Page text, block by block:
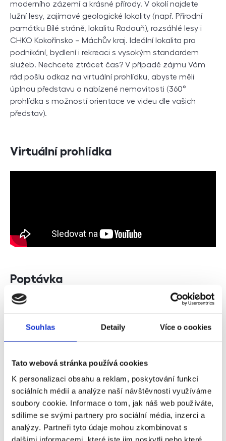
Souhlas Detaily Více o cookies
Tato webová stránka používá cookies
K personalizaci obsahu a reklam, poskytování funkcí
sociálních médií a analýze naší návštěvnosti využíváme
soubory cookie. Informace o tom, jak náš web používáte,
sdílíme se svými partnery pro sociální média, inzerci a
analýzy. Partneři tyto údaje mohou zkombinovat s
moderního zázemí a krásné přírody. V okolí najdete
lužní lesy, zajímavé geologické lokality (např. Přírodní
památku Bílé stráně, lokalitu Radouň), rozsáhlé lesy i
CHKO Kokořínsko – Máchův kraj. Ideální lokalita pro
podnikání, bydlení i rekreaci s vysokým standardem
služeb. Nechcete ztrácet čas? V případě zájmu Vám
rád pošlu odkaz na virtuální prohlídku, abyste měli
úplnou představu o nabízené nemovitosti (360°
prohlídka s možností orientace ve videu dle vašich
představ).
Virtuální prohlídka
Poptávka
Jméno a příjmení
E-mail
Zpráva